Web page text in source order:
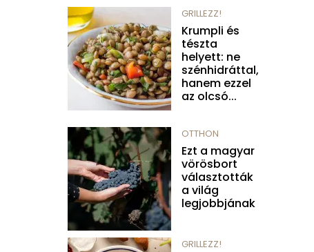
GRILLEZZ!
Krumpli és
tészta
helyett: ne
szénhidráttal,
hanem ezzel
az olcsó...
OTTHON
Ezt a magyar
vörösbort
választották
a világ
legjobbjának
GRILLEZZ!